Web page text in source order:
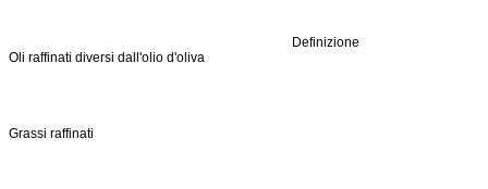
Definizione
Oli raffinati diversi dall'olio d'oliva
Grassi raffinati